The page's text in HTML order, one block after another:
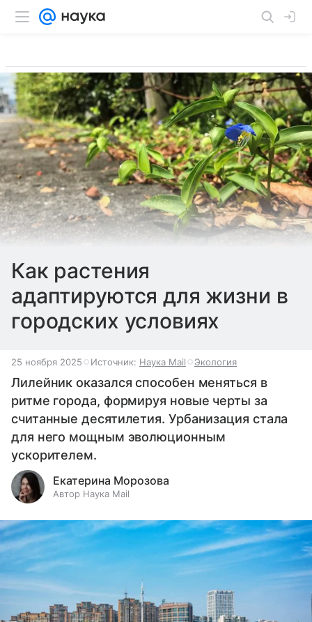
Как растения
адаптируются для жизни в
городских условиях
25 ноября 2025 Источник: Наука Mail Экология
Лилейник оказался способен меняться в
ритме города, формируя новые черты за
считанные десятилетия. Урбанизация стала
для него мощным эволюционным
ускорителем.
Екатерина Морозова
Автор Наука Mail